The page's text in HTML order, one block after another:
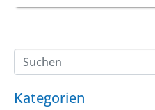
Kategorien